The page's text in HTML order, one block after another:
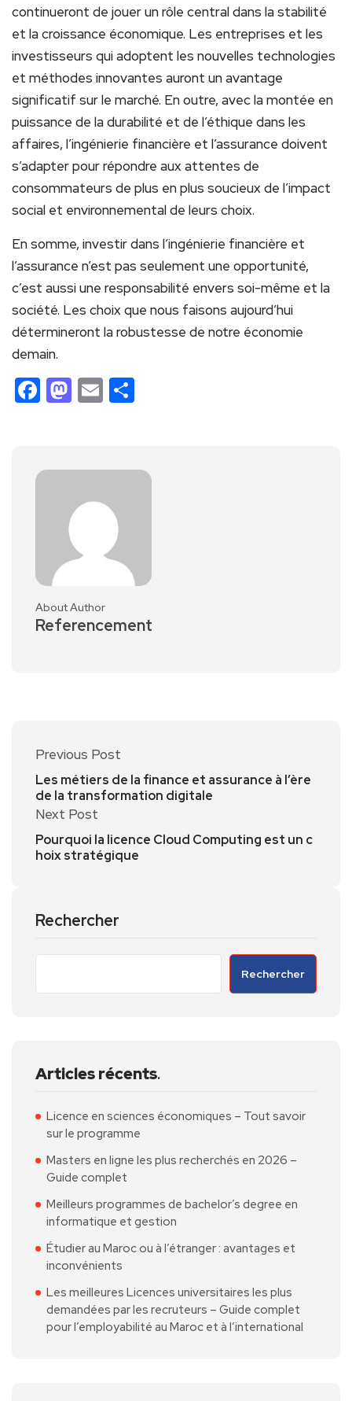
continueront de jouer un rôle central dans la stabilité⁣
et la ⁢croissance économique. Les entreprises et les
investisseurs qui adoptent⁤ les nouvelles technologies
et méthodes innovantes auront un avantage⁢
significatif sur le marché. En outre, avec la montée en
‍puissance de la durabilité et de l’éthique ‌dans les
affaires, l’ingénierie financière​ et l’assurance doivent
s’adapter ⁤pour répondre aux attentes ⁢de​
consommateurs ‍de plus en ⁤plus soucieux de l’impact
social et​ environnemental de ⁤leurs choix.
En somme, investir dans ⁢l’ingénierie financière et
l’assurance n’est‌ pas‌ seulement une opportunité,
c’est aussi une responsabilité envers soi-même et la
société. Les choix ⁢que⁣ nous faisons aujourd’hui
détermineront⁤ la robustesse de notre économie
demain.
Facebook
Mastodon
Email
About Author
Referencement
Previous Post
Les métiers de la finance et assurance à l’ère
de la transformation digitale
Next Post
Pourquoi la licence Cloud Computing est un c
hoix stratégique
Rechercher
Rechercher
Articles récents.
Licence en sciences économiques – Tout savoir
sur le programme
Masters en ligne les plus recherchés en 2026 –
Guide complet
Meilleurs programmes de bachelor’s degree en
informatique et gestion
Étudier au Maroc ou à l’étranger : avantages et
inconvénients
Les meilleures Licences universitaires les plus
demandées par les recruteurs – Guide complet
pour l’employabilité au Maroc et à l’international